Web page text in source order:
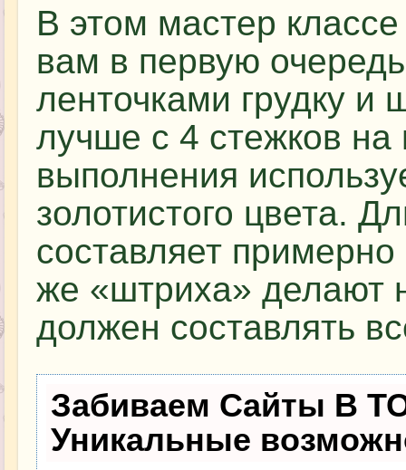
В этом мастер
вам в первую
ленточками грудку и
лучше с 4 стежков
выполнения
золотистого цвета.
составляет
же «штриха» делают
должен составлять
Забиваем Сайты В
Уникальные